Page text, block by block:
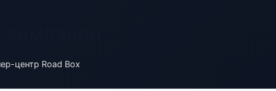
центр Road Box